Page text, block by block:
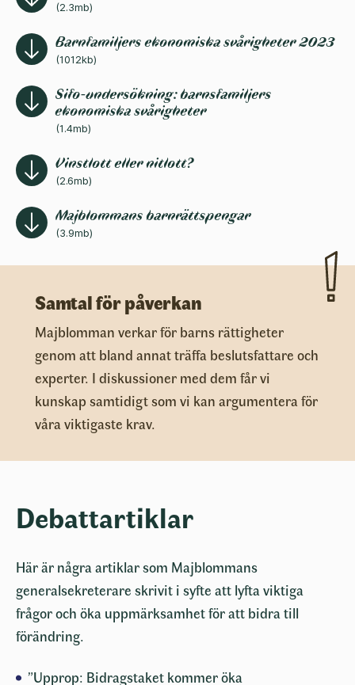
(2.3mb)
Barnfamiljers ekonomiska svårigheter 2023
(1012kb)
Sifo-undersökning: barnsfamiljers
ekonomiska svårigheter
(1.4mb)
Vinstlott eller nitlott?
(2.6mb)
Majblommans barnrättspengar
(3.9mb)
Samtal för påverkan
Majblomman verkar för barns rättigheter
genom att bland annat träffa beslutsfattare och
experter. I diskussioner med dem får vi
kunskap samtidigt som vi kan argumentera för
våra viktigaste krav.
Debattartiklar
Här är några artiklar som Majblommans
generalsekreterare skrivit i syfte att lyfta viktiga
frågor och öka uppmärksamhet för att bidra till
förändring.
”Upprop: Bidragstaket kommer öka